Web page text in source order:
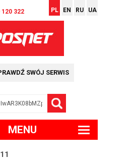
120 322 PL EN RU UA
SWÓJ SERWIS
MENU